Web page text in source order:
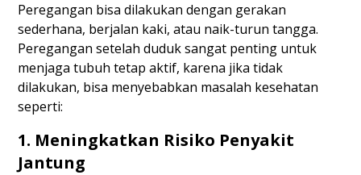
Peregangan bisa dilakukan dengan gerakan
sederhana, berjalan kaki, atau naik-turun tangga.
Peregangan setelah duduk sangat penting untuk
menjaga tubuh tetap aktif, karena jika tidak
dilakukan, bisa menyebabkan masalah kesehatan
seperti:
1. Meningkatkan Risiko Penyakit
Jantung